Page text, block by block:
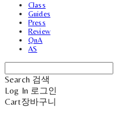
Class
Guides
Press
Review
QnA
AS
Search 검색
Log In 로그인
Cart장바구니